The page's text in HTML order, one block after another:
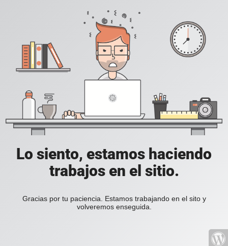
Lo siento, estamos haciendo
trabajos en el sitio.
Gracias por tu paciencia. Estamos trabajando en el sito y
volveremos enseguida.